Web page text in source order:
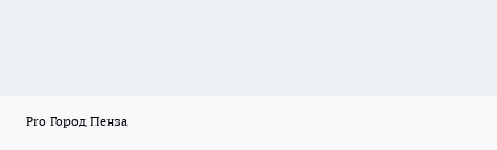
Pro Город Пенза